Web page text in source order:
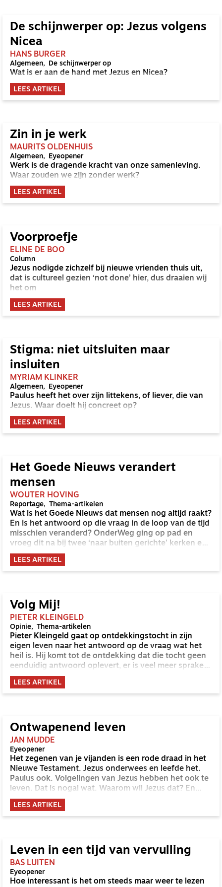
De schijnwerper op: Jezus volgens
Nicea
HANS BURGER
Algemeen De schijnwerper op
Wat is er aan de hand met Jezus en Nicea?
LEES ARTIKEL
Zin in je werk
MAURITS OLDENHUIS
Algemeen Eyeopener
Werk is de dragende kracht van onze samenleving.
Waar zouden we zijn zonder werk?
LEES ARTIKEL
Voorproefje
ELINE DE BOO
Column
Jezus nodigde zichzelf bij nieuwe vrienden thuis uit,
dat is cultureel gezien ‘not done’ hier, dus draaien wij
het om
LEES ARTIKEL
Stigma: niet uitsluiten maar
insluiten
MYRIAM KLINKER
Algemeen Eyeopener
Paulus heeft het over zijn littekens, of liever, die van
Jezus. Waar doelt hij concreet op?
LEES ARTIKEL
Het Goede Nieuws verandert
mensen
WOUTER HOVING
Reportage Thema-artikelen
Wat is het Goede Nieuws dat mensen nog altijd raakt?
En is het antwoord op die vraag in de loop van de tijd
misschien veranderd? OnderWeg ging op pad en
vroeg dit na bij twee ‘naar buiten gerichte’ kerken en
twee mensen die op latere leeftijd tot geloof zijn
gekomen.
LEES ARTIKEL
Volg Mij!
PIETER KLEINGELD
Opinie Thema-artikelen
Pieter Kleingeld gaat op ontdekkingstocht in zijn
eigen leven naar het antwoord op de vraag wat het
heil is. Hij komt tot de ontdekking dat die tocht geen
eenduidig antwoord oplevert, er is veel meer sprake
van een antwoord dat zich in de loop van je leven kan
ontwikkelen.
LEES ARTIKEL
Ontwapenend leven
JAN MUDDE
Eyeopener
Het zegenen van je vijanden is een rode draad in het
Nieuwe Testament. Jezus onderwees en leefde het.
Paulus ook. Volgelingen van Jezus hebben het ook te
leven. Dat is nogal wat. Waarom wil Jezus dat? En
vooral: hoe moet dat? Wij hebben de neiging om te
reageren als een neushoorn of als een egel. Maar
Jezus wijst ons een andere weg.
LEES ARTIKEL
Leven in een tijd van vervulling
BAS LUITEN
Eyeopener
Hoe interessant is het om steeds maar weer te lezen